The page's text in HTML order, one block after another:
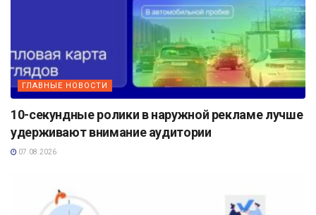
ГЛАВНЫЕ НОВОСТИ
10-секундные ролики в наружной рекламе лучше
удерживают внимание аудитории
07.08.2026